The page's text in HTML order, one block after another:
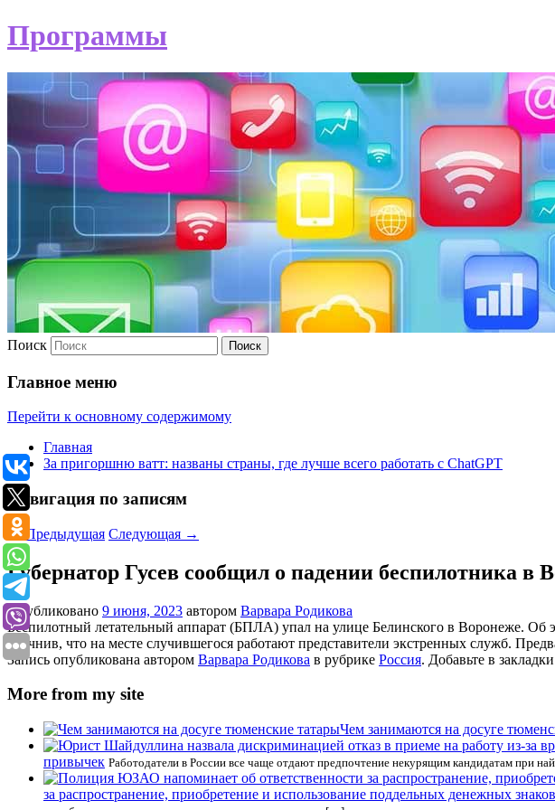
Программы
Поиск
Главное меню
Перейти к основному содержимому
Главная
За пригоршню ватт: названы страны, где лучше всего работать с ChatGPT
Навигация по записям
←Предыдущая Следующая →
Губернатор Гусев сообщил о падении беспилотника в
Опубликовано 9 июня, 2023 автором Варвара Родикова
Беспилотный летательный аппарат (БПЛА) упал на улице Белинского в Воронеже. Об
уточнив, что на месте случившегося работают представители экстренных служб.
Запись опубликована автором Варвара Родикова в рубрике Россия. Добавьте в закладки
More from my site
Чем занимаются на досуге
привычек Работодатели в России все чаще отдают предпочтение некурящим кандидатам при
за распространение, приобретение и использование поддельных денежных знаков